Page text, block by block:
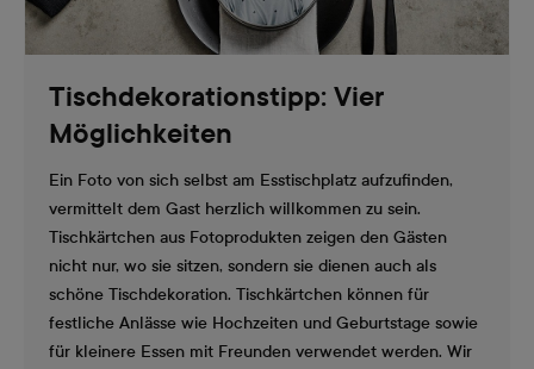
Tischdekorationstipp: Vier
Möglichkeiten
Ein Foto von sich selbst am Esstischplatz aufzufinden,
vermittelt dem Gast herzlich willkommen zu sein.
Tischkärtchen aus Fotoprodukten zeigen den Gästen
nicht nur, wo sie sitzen, sondern sie dienen auch als
schöne Tischdekoration. Tischkärtchen können für
festliche Anlässe wie Hochzeiten und Geburtstage sowie
für kleinere Essen mit Freunden verwendet werden. Wir